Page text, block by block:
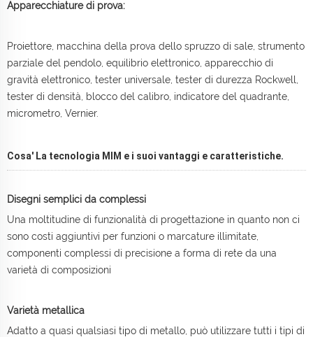
Apparecchiature di prova:
Proiettore, macchina della prova dello spruzzo di sale, strumento
parziale del pendolo, equilibrio elettronico, apparecchio di
gravità elettronico, tester universale, tester di durezza Rockwell,
tester di densità, blocco del calibro, indicatore del quadrante,
micrometro, Vernier.
Cosa' La tecnologia MIM e i suoi vantaggi e caratteristiche.
Disegni semplici da complessi
Una moltitudine di funzionalità di progettazione in quanto non ci
sono costi aggiuntivi per funzioni o marcature illimitate,
componenti complessi di precisione a forma di rete da una
varietà di composizioni
Varietà metallica
Adatto a quasi qualsiasi tipo di metallo, può utilizzare tutti i tipi di